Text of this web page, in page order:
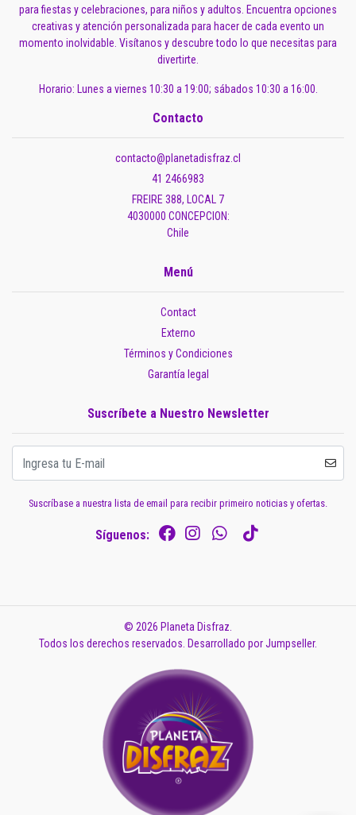
para fiestas y celebraciones, para niños y adultos. Encuentra opciones
creativas y atención personalizada para hacer de cada evento un
momento inolvidable. Visítanos y descubre todo lo que necesitas para
divertirte.
Horario: Lunes a viernes 10:30 a 19:00; sábados 10:30 a 16:00.
Contacto
contacto@planetadisfraz.cl
41 2466983
FREIRE 388, LOCAL 7
4030000 CONCEPCION:
Chile
Menú
Contact
Externo
Términos y Condiciones
Garantía legal
Suscríbete a Nuestro Newsletter
Suscríbase a nuestra lista de email para recibir primeiro noticias y ofertas.
Síguenos:
© 2026 Planeta Disfraz.
Todos los derechos reservados. Desarrollado por Jumpseller.